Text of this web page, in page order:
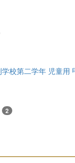
校第二学年 児童用
2